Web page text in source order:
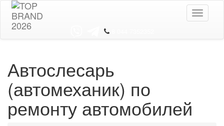
Toggle
Автослесарь
(автомеханик) по
ремонту автомобилей